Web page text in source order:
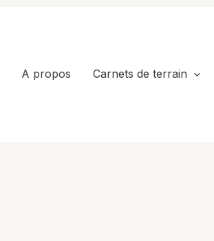
A propos Carnets de terrain